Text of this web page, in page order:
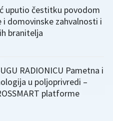
uputio čestitku povodom
i domovinske zahvalnosti i
branitelja
RADIONICU Pametna i
u poljoprivredi –
platforme